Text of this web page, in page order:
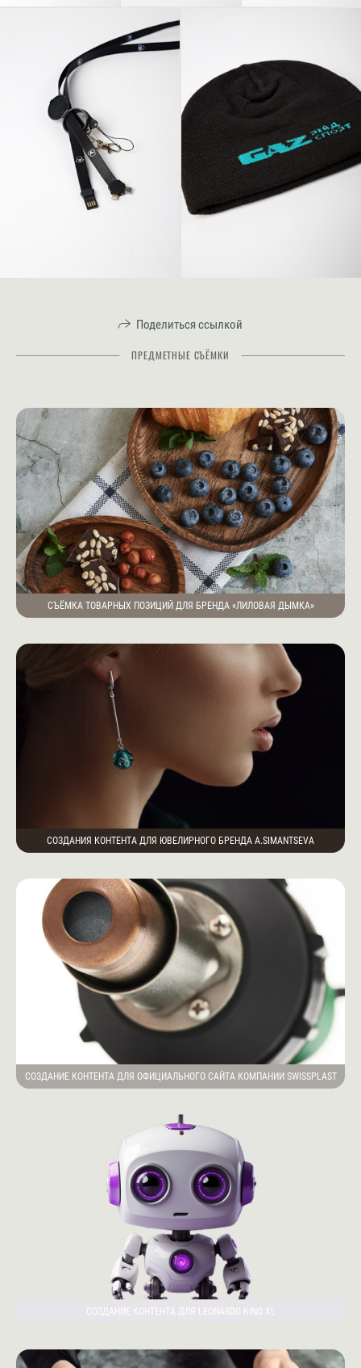
Поделиться ссылкой
ПРЕДМЕТНЫЕ СЪЁМКИ
СЪЁМКА ТОВАРНЫХ ПОЗИЦИЙ ДЛЯ БРЕНДА «ЛИЛОВАЯ ДЫМКА»
СОЗДАНИЯ КОНТЕНТА ДЛЯ ЮВЕЛИРНОГО БРЕНДА A.SIMANTSEVA
СОЗДАНИЕ КОНТЕНТА ДЛЯ ОФИЦИАЛЬНОГО САЙТА КОМПАНИИ SWISSPLAST
СОЗДАНИЕ КОНТЕНТА ДЛЯ LEONARDO KINO XL